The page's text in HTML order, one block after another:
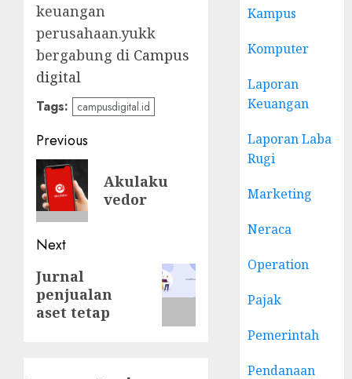
keuangan
perusahaan.yukk
bergabung di Campus
digital
Tags: campusdigital.id
Post
navigation
Previous
Previous
post:
Akulaku
vedor
Next
Next
post:
Jurnal
penjualan
aset tetap
Kampus
Komputer
Laporan
Keuangan
Laporan Laba
Rugi
Marketing
Neraca
Operation
Pajak
Pemerintah
Pendanaan